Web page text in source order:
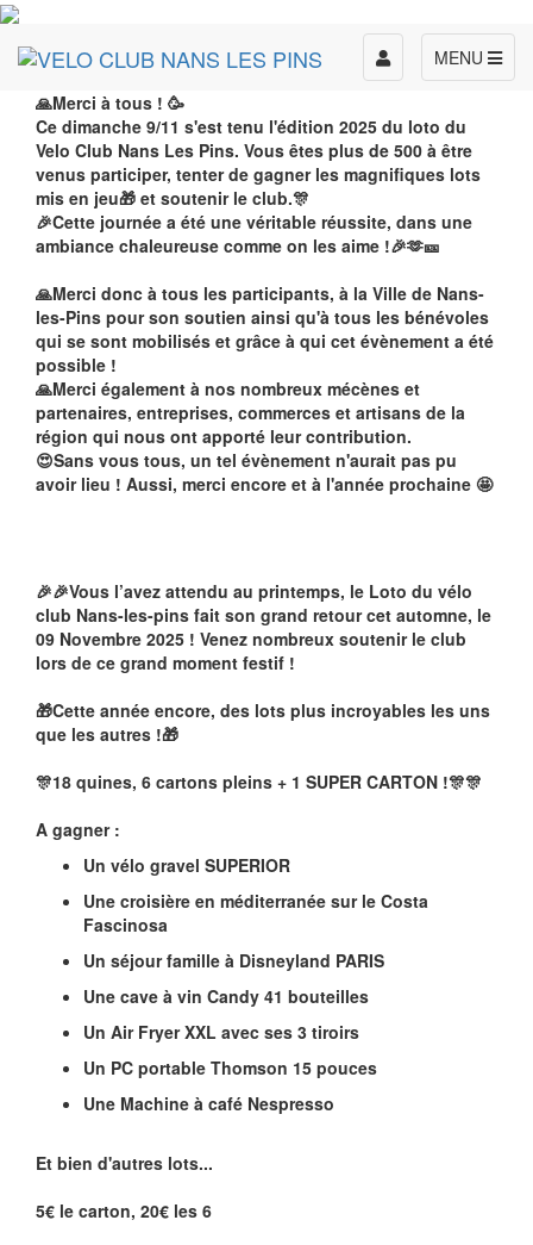
MENU
Toggle
navigation
🙏Merci à tous ! 🥳
Ce dimanche 9/11 s'est tenu l'édition 2025 du loto du
Velo Club Nans Les Pins. Vous êtes plus de 500 à être
venus participer, tenter de gagner les magnifiques lots
mis en jeu🎁 et soutenir le club.🎊
🎉Cette journée a été une véritable réussite, dans une
ambiance chaleureuse comme on les aime !🎉🫶🎫
🙏Merci donc à tous les participants, à la Ville de Nans-
les-Pins pour son soutien ainsi qu'à tous les bénévoles
qui se sont mobilisés et grâce à qui cet évènement a été
possible !
🙏Merci également à nos nombreux mécènes et
partenaires, entreprises, commerces et artisans de la
région qui nous ont apporté leur contribution.
😍Sans vous tous, un tel évènement n'aurait pas pu
avoir lieu ! Aussi, merci encore et à l'année prochaine 🤩
🎉🎉Vous l’avez attendu au printemps, le Loto du vélo
club Nans-les-pins fait son grand retour cet automne, le
09 Novembre 2025 ! Venez nombreux soutenir le club
lors de ce grand moment festif !
🎁Cette année encore, des lots plus incroyables les uns
que les autres !🎁
🎊18 quines, 6 cartons pleins + 1 SUPER CARTON !🎊🎊
A gagner :
Un vélo gravel SUPERIOR
Une croisière en méditerranée sur le Costa
Fascinosa
Un séjour famille à Disneyland PARIS
Une cave à vin Candy 41 bouteilles
Un Air Fryer XXL avec ses 3 tiroirs
Un PC portable Thomson 15 pouces
Une Machine à café Nespresso
Et bien d'autres lots...
5€ le carton, 20€ les 6